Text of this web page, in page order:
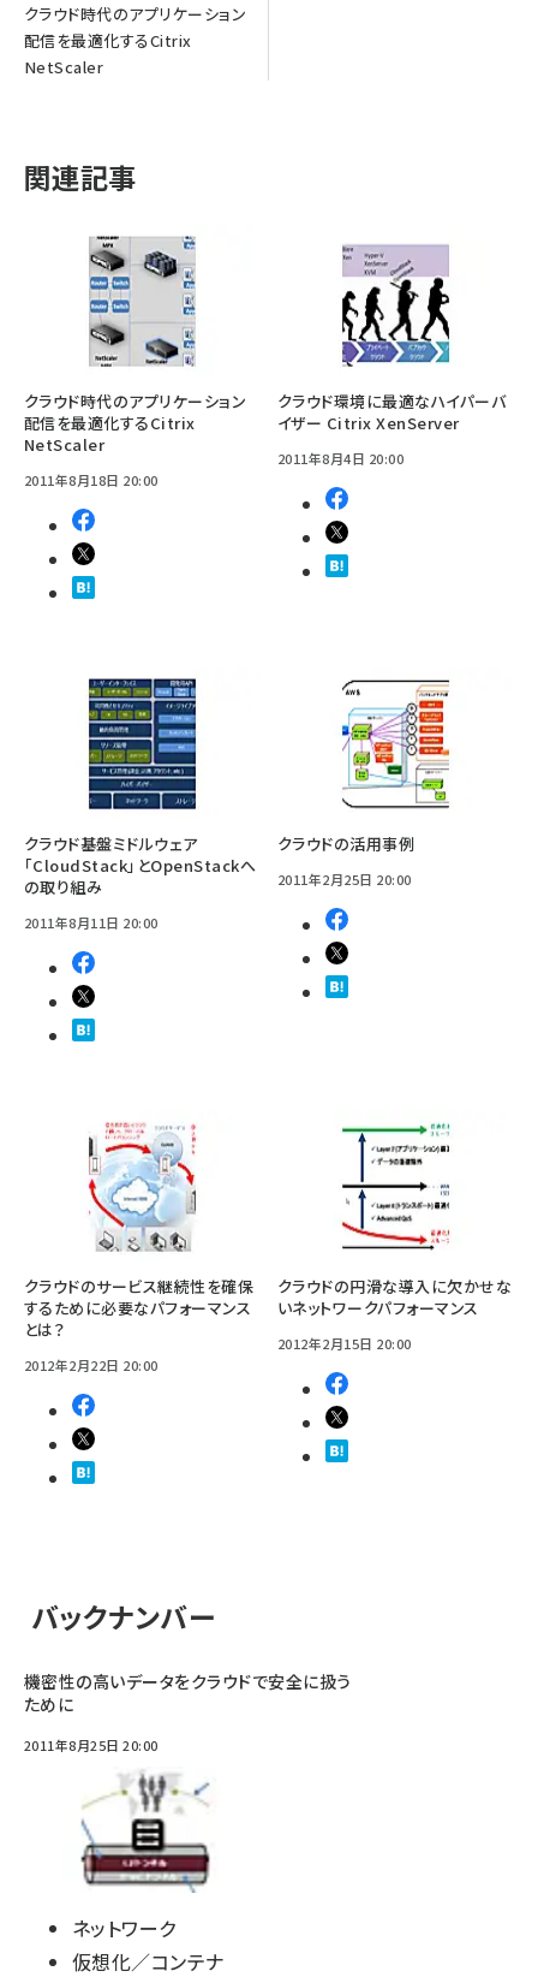
クラウド時代のアプリケーション
配信を最適化するCitrix
NetScaler
関連記事
クラウド時代のアプリケーション
配信を最適化するCitrix
NetScaler
2011年8月18日 20:00
クラウド環境に最適なハイパーバ
イザー Citrix XenServer
2011年8月4日 20:00
クラウド基盤ミドルウェア
「CloudStack」とOpenStackへ
の取り組み
2011年8月11日 20:00
クラウドの活用事例
2011年2月25日 20:00
クラウドのサービス継続性を確保
するために必要なパフォーマンス
とは？
2012年2月22日 20:00
クラウドの円滑な導入に欠かせな
いネットワークパフォーマンス
2012年2月15日 20:00
バックナンバー
機密性の高いデータをクラウドで安全に扱う
ために
2011年8月25日 20:00
ネットワーク
仮想化／コンテナ